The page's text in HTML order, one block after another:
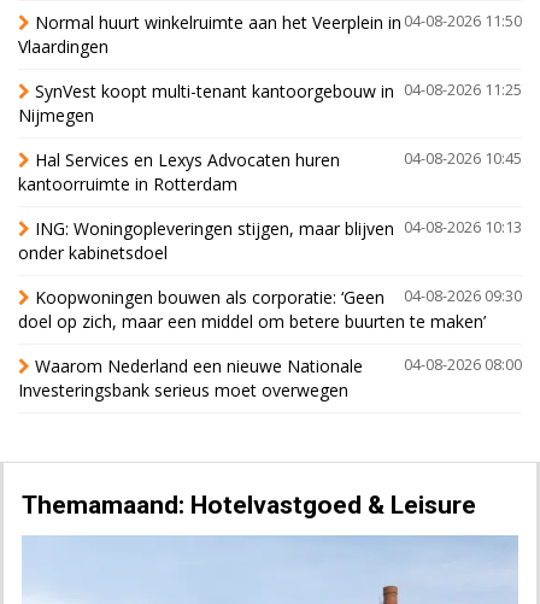
04-08-2026 11:50
Normal huurt winkelruimte aan het Veerplein in
Vlaardingen
04-08-2026 11:25
SynVest koopt multi-tenant kantoorgebouw in
Nijmegen
04-08-2026 10:45
Hal Services en Lexys Advocaten huren
kantoorruimte in Rotterdam
04-08-2026 10:13
ING: Woningopleveringen stijgen, maar blijven
onder kabinetsdoel
04-08-2026 09:30
Koopwoningen bouwen als corporatie: ‘Geen
doel op zich, maar een middel om betere buurten te maken’
04-08-2026 08:00
Waarom Nederland een nieuwe Nationale
Investeringsbank serieus moet overwegen
Themamaand: Hotelvastgoed & Leisure